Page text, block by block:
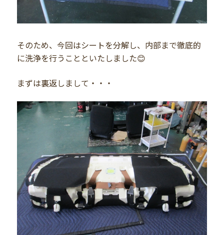
そのため、今回はシートを分解し、内部まで徹底的
に洗浄を行うことといたしました😊
まずは裏返しまして・・・